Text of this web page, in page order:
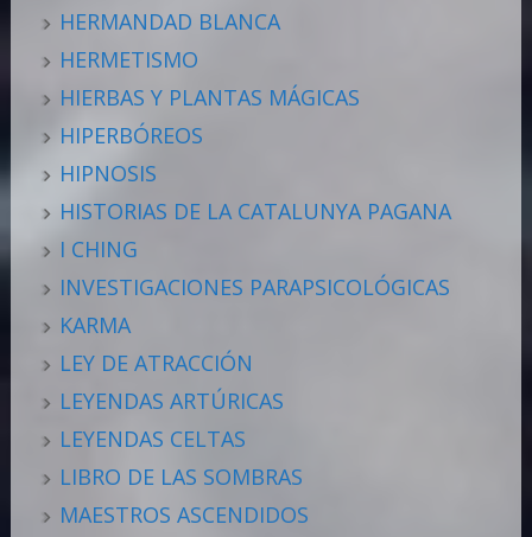
HERMANDAD BLANCA
HERMETISMO
HIERBAS Y PLANTAS MÁGICAS
HIPERBÓREOS
HIPNOSIS
HISTORIAS DE LA CATALUNYA PAGANA
I CHING
INVESTIGACIONES PARAPSICOLÓGICAS
KARMA
LEY DE ATRACCIÓN
LEYENDAS ARTÚRICAS
LEYENDAS CELTAS
LIBRO DE LAS SOMBRAS
MAESTROS ASCENDIDOS